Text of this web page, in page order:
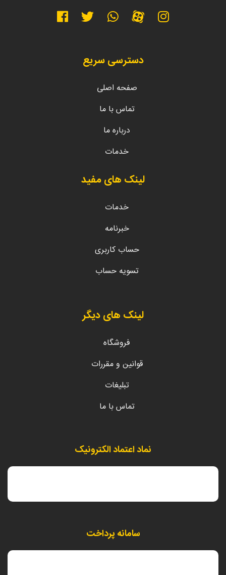
دسترسی سریع
صفحه اصلی
تماس با ما
درباره ما
خدمات
لینک های مفید
خدمات
خبرنامه
حساب کاربری
تسویه حساب
لینک های دیگر
فروشگاه
قوانین و مقررات
تبلیغات
تماس با ما
نماد اعتماد الکترونیک
سامانه پرداخت